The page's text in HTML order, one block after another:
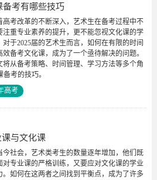
备考有哪些技巧
高考改革的不断深入，艺术生在备考过程中不
注重专业素养的提升，更不能忽视文化课的学
对于2025届的艺术生而言，如何在有限的时间
效备考文化课，成为了一个亟待解决的问题。
将从备考策略、时间管理、学习方法等多个角
考的技巧。
高考
与文化课
今社会，艺术类考生的数量逐年增加，他们既
对专业课的严格训练，又要应对文化课的学业
。如何在这两者之间找到平衡点，成为了许多